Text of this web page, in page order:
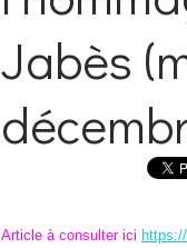
Jabès
Article à consulter ici